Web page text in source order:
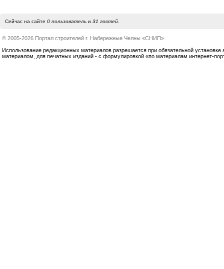
Сейчас на сайте 0 пользовательи 31 гостей.
© 2005-2026 Портал строителей г. Набережные Челны «СНИП»
Использование редакционных материалов разрешается при обязательной установке
материалом, для печатных изданий - с формулировкой «по материалам интернет-